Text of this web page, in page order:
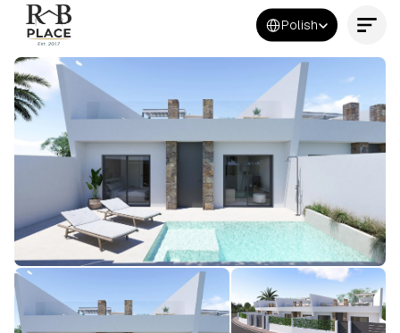
Select Language
Polish
Kontakt